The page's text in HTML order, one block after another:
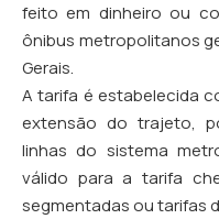
feito em dinheiro ou
ônibus metropolitanos
Gerais.
A tarifa é estabelecida
extensão do trajeto,
linhas do sistema
válido para a tarifa
segmentadas ou tarifas